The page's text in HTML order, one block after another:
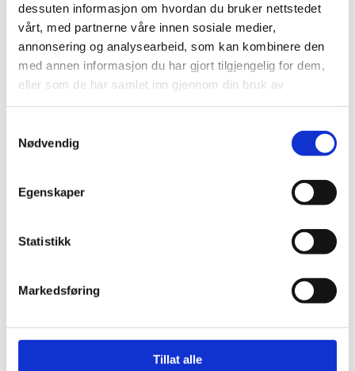
dessuten informasjon om hvordan du bruker nettstedet
vårt, med partnerne våre innen sosiale medier,
annonsering og analysearbeid, som kan kombinere den
med annen informasjon du har gjort tilgjengelig for dem,
eller som de har samlet inn gjennom din bruk av
Nødvendig
Egenskaper
Statistikk
Markedsføring
Tillat alle